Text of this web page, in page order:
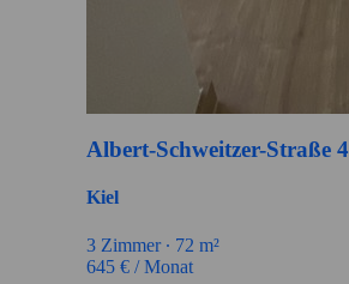
Albert-Schweitzer-Straße 4
Kiel
3 Zimmer ∙ 72 m²
645 € / Monat